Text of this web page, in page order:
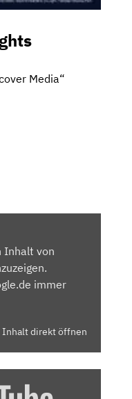
Media“
Inhalt von
immer
Inhalt direkt öffnen